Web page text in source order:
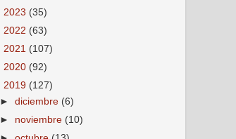
2023 (35)
2022 (63)
2021 (107)
2020 (92)
2019 (127)
►diciembre (6)
► noviembre (10)